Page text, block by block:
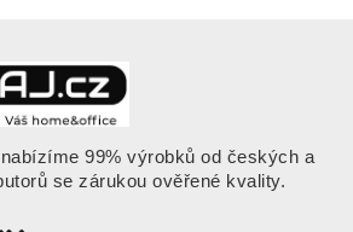
99% výrobků od českých a
se zárukou ověřené kvality.